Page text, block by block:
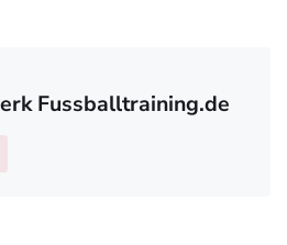
Fussballtraining.de